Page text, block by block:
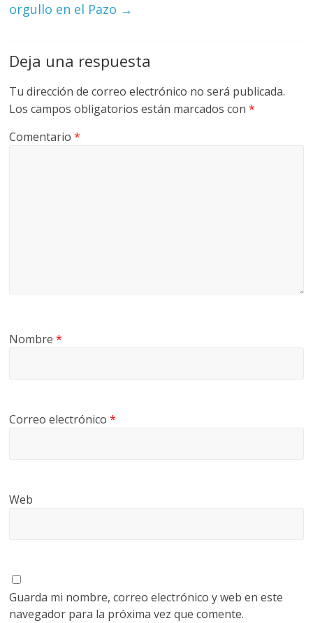
orgullo en el Pazo →
Deja una respuesta
Tu dirección de correo electrónico no será publicada.
Los campos obligatorios están marcados con*
Comentario*
Nombre*
Correo electrónico*
Web
Guarda mi nombre, correo electrónico y web en este
navegador para la próxima vez que comente.